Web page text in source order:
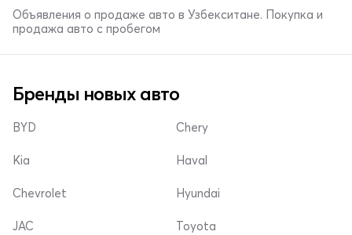
Объявления о продаже авто в Узбекситане. Покупка и
продажа авто с пробегом
Бренды новых авто
BYD
Kia
Chevrolet
Chery
Haval
Hyundai
JAC Toyota